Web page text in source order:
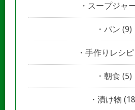
スープジャ
パン (9)
手作りレシピ
朝食 (5)
漬け物